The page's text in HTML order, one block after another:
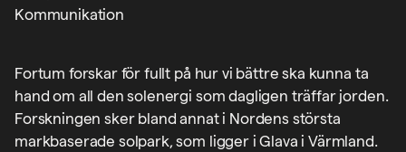
Kommunikation
Fortum forskar för fullt på hur vi bättre ska kunna ta
hand om all den solenergi som dagligen träffar jorden.
Forskningen sker bland annat i Nordens största
markbaserade solpark, som ligger i Glava i Värmland.